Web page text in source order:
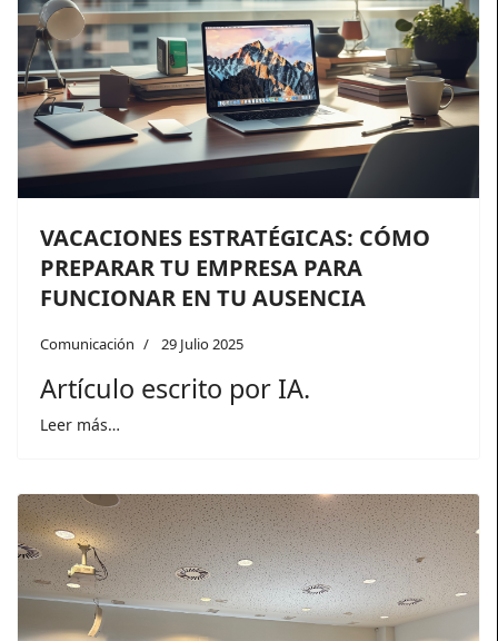
VACACIONES ESTRATÉGICAS: CÓMO
PREPARAR TU EMPRESA PARA
FUNCIONAR EN TU AUSENCIA
Comunicación 29 Julio 2025
Artículo escrito por IA.
Leer más…